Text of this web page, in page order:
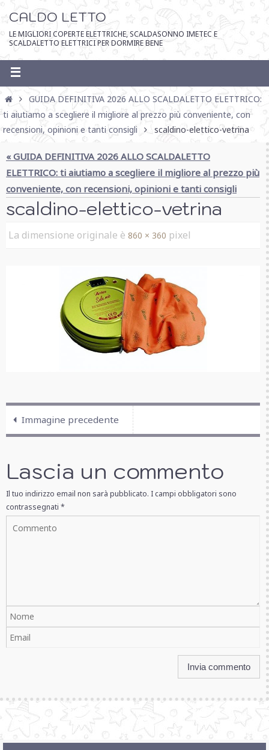
CALDO LETTO
LE MIGLIORI COPERTE ELETTRICHE, SCALDASONNO IMETEC E
SCALDALETTO ELETTRICI PER DORMIRE BENE
GUIDA DEFINITIVA 2026 ALLO SCALDALETTO ELETTRICO:
ti aiutiamo a scegliere il migliore al prezzo più conveniente, con
recensioni, opinioni e tanti consigli
scaldino-elettico-vetrina
« GUIDA DEFINITIVA 2026 ALLO SCALDALETTO
ELETTRICO: ti aiutiamo a scegliere il migliore al prezzo più
conveniente, con recensioni, opinioni e tanti consigli
scaldino-elettico-vetrina
La dimensione originale è 860 × 360 pixel
Immagine precedente
Lascia un commento
Il tuo indirizzo email non sarà pubblicato. I campi obbligatori sono
contrassegnati *